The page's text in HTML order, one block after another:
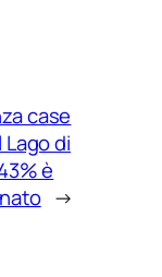
case
di
è
→